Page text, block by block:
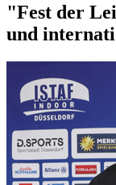
"Fest der
und